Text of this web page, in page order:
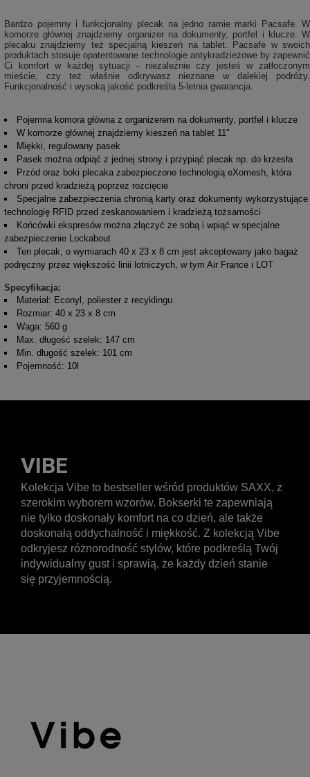
Bardzo pojemny i funkcjonalny plecak na jedno ramie marki Pacsafe. W
komorze głównej znajdziemy organizer na dokumenty, portfel i klucze. W
plecaku znajdziemy też specjalną kieszeń na tablet. Pacsafe w swoich
produktach stosuje opatentowane technologie antykradzieżowe by zapewnić
Ci komfort w każdej sytuacji - niezależnie czy jesteś w zatłoczonym
mieście, czy też właśnie odkrywasz nieznane w dalekiej podróży.
Funkcjonalność i wysoką jakość podkreśla 5-letnia gwarancja.
Pojemna komora główna z organizerem na dokumenty, portfel i klucze
W komorze głównej znajdziemy kieszeń na tablet 11"
Miękki, regulowany pasek
Pasek można odpiąć z jednej strony i przypiąć plecak np. do krzesła
Przód oraz boki plecaka zabezpieczone technologią eXomesh, która
chroni przed kradzieżą poprzez rozcięcie
Specjalne zabezpieczenia chronią karty oraz dokumenty wykorzystujące
technologię RFID przed zeskanowaniem i kradzieżą tożsamości
Końcówki ekspresów można złączyć ze sobą i wpiąć w specjalne
zabezpieczenie Lockabout
Ten plecak, o wymiarach 40 x 23 x 8 cm jest akceptowany jako bagaż
podręczny przez większość linii lotniczych, w tym Air France i LOT
Specyfikacja:
Materiał: Econyl, poliester z recyklingu
Rozmiar: 40 x 23 x 8 cm
Waga: 560 g
Max. długość szelek: 147 cm
Min. długość szelek: 101 cm
Pojemność: 10l
VIBE
Kolekcja Vibe to bestseller wśród produktów SAXX, z
szerokim wyborem wzorów. Bokserki te zapewniają
nie tylko doskonały komfort na co dzień, ale także
doskonałą oddychalność i miękkość. Z kolekcją Vibe
odkryjesz różnorodność stylów, które podkreślą Twój
indywidualny gust i sprawią, że każdy dzień stanie
się przyjemnością.